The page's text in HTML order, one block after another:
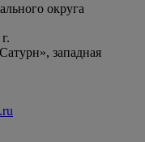
округа
западная